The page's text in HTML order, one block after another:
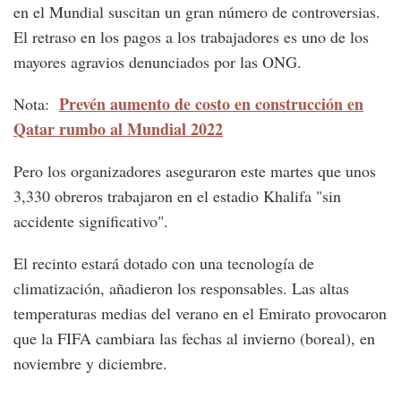
en el Mundial suscitan un gran número de controversias.
El retraso en los pagos a los trabajadores es uno de los
mayores agravios denunciados por las ONG.
Nota: Prevén aumento de costo en construcción en
Qatar rumbo al Mundial 2022
Pero los organizadores aseguraron este martes que unos
3,330 obreros trabajaron en el estadio Khalifa "sin
accidente significativo".
El recinto estará dotado con una tecnología de
climatización, añadieron los responsables. Las altas
temperaturas medias del verano en el Emirato provocaron
que la FIFA cambiara las fechas al invierno (boreal), en
noviembre y diciembre.